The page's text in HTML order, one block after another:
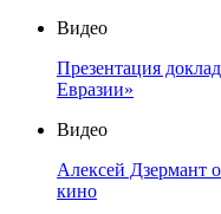
Видео
Презентация
Евразии»
Видео
Алексей Дзермант
кино